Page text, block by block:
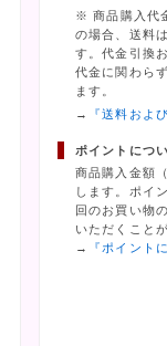
※ 商品購入代
の場合、送料
す。代金引換
代金に関わら
ます。
→
『送料およ
ポイントにつ
商品購入金額
します。ポイ
回のお買い物
いただくこと
→
『ポイント